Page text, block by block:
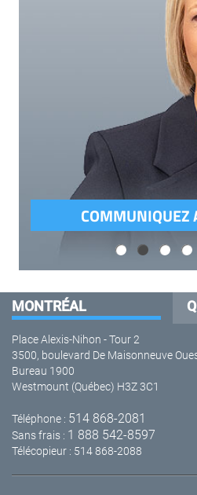
COMMUNIQUEZ
MONTRÉAL
Place Alexis-Nihon - Tour 2
3500, boulevard De Maisonneuve
Bureau 1900
Westmount (Québec) H3Z 3C1
Téléphone : 514 868-2081
Sans frais : 1 888 542-8597
Télécopieur : 514 868-2088